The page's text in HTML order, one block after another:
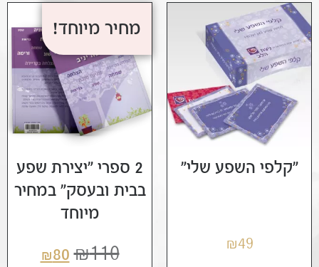
"קלפי השפע שלי"
₪49
מחיר מיוחד!
2 ספרי "יצירת שפע
בבית ובעסק" במחיר
מיוחד
₪110
₪80